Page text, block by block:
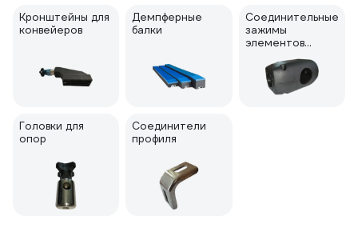
Кронштейны для
конвейеров
Демпферные
балки
Соединительные
зажимы
элементов
конвейера
Головки для
опор
Соединители
профиля